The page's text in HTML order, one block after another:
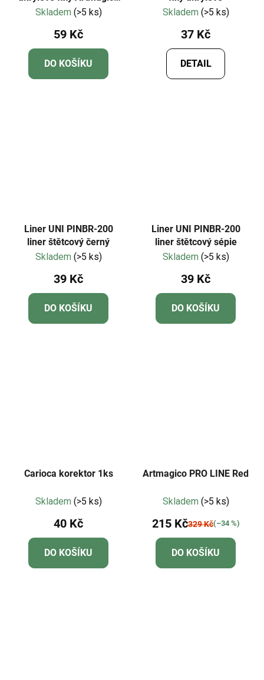
BRUSH PEN štětcový hrot
Skladem (>5 ks)
59 Kč
DO KOŠÍKU
Skladem (>5 ks)
37 Kč
DETAIL
Liner UNI PINBR-200
liner štětcový černý
Skladem (>5 ks)
39 Kč
DO KOŠÍKU
Liner UNI PINBR-200
liner štětcový sépie
Skladem (>5 ks)
39 Kč
DO KOŠÍKU
Carioca korektor 1ks
Skladem (>5 ks)
40 Kč
DO KOŠÍKU
Artmagico PRO LINE Red
Skladem (>5 ks)
215 Kč329 Kč(–34 %)
DO KOŠÍKU